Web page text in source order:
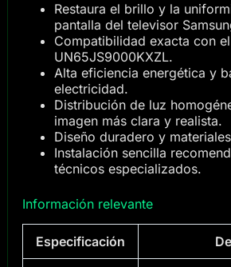
Restaura el brillo y la
pantalla del televisor
Compatibilidad exacta con
UN65JS9000KXZL.
Alta eficiencia energética y
electricidad.
Distribución de luz
imagen más clara y realista.
Diseño duradero y
Instalación sencilla
técnicos especializados.
Información relevante
Especificación